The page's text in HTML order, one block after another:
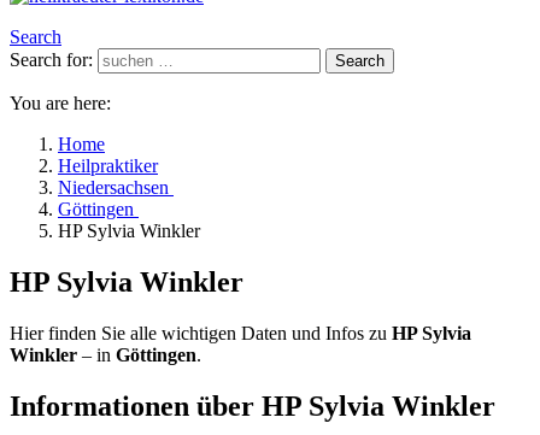
Search
Search for:
Search
You are here:
Home
Heilpraktiker
Niedersachsen
Göttingen
HP Sylvia Winkler
HP Sylvia Winkler
Hier finden Sie alle wichtigen Daten und Infos zu HP Sylvia
Winkler – in Göttingen.
Informationen über HP Sylvia Winkler